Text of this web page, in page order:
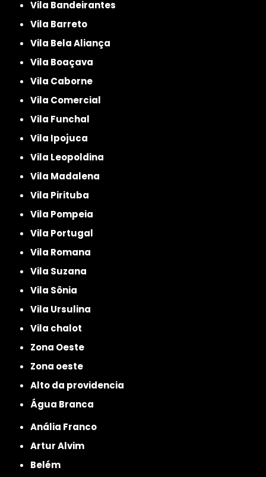
Vila Bandeirantes
Vila Barreto
Vila Bela Aliança
Vila Boaçava
Vila Caborne
Vila Comercial
Vila Funchal
Vila Ipojuca
Vila Leopoldina
Vila Madalena
Vila Pirituba
Vila Pompeia
Vila Portugal
Vila Romana
Vila Suzana
Vila Sônia
Vila Ursulina
Vila chalot
Zona Oeste
Zona oeste
alto da providencia
Água Branca
Anália Franco
Artur Alvim
Belém